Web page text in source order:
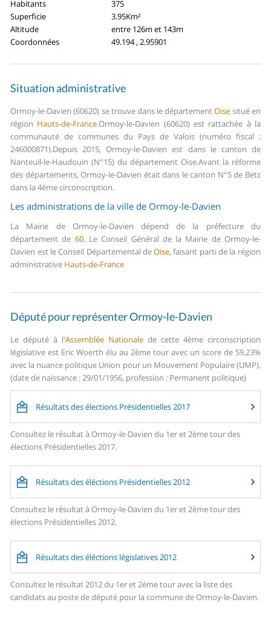
Habitants
375
Superficie
3.95Km²
Altitude
entre 126m et 143m
Coordonnées
49.194 , 2.95901
Situation administrative
Ormoy-le-Davien (60620) se trouve dans le départementOise situé en
région Hauts-de-France.Ormoy-le-Davien (60620) est rattachée à la
communauté de communes du Pays de Valois (numéro fiscal :
246000871).Depuis 2015, Ormoy-le-Davien est dans le canton de
Nanteuil-le-Haudouin (N°15) du département Oise.Avant la réforme
des départements, Ormoy-le-Davien était dans le canton N°5 de Betz
dans la 4ème circonscription.
Les administrations de la ville de Ormoy-le-Davien
La Mairie de Ormoy-le-Davien dépend de la préfecture du
département de 60.Le Conseil Général de la Mairie de Ormoy-le-
Davien est le Conseil Départemental deOise, faisant parti de la région
administrative Hauts-de-France
Député pour représenter Ormoy-le-Davien
Le député à l'Assemblée Nationale de cette 4ème circonscription
législative est Eric Woerth élu au 2ème tour avec un score de 59,23%
avec la nuance politique Union pour un Mouvement Populaire (UMP).
(date de naissance : 29/01/1956, profession : Permanent politique)
Résultats des élections Présidentielles 2017
Consultez le résultat à Ormoy-le-Davien du 1er et 2ème tour des
élections Présidentielles 2017.
Résultats des éléctions Présidentielles 2012
Consultez le résultat à Ormoy-le-Davien du 1er et 2ème tour des
élections Présidentielles 2012.
Résultats des éléctions législatives 2012
Consultez le résultat 2012 du 1er et 2ème tour avec la liste des
candidats au poste de député pour la commune de Ormoy-le-Davien.